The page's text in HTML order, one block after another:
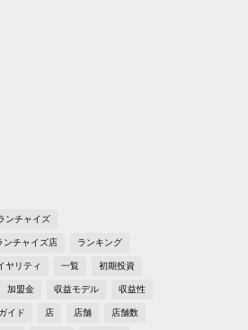
ンチャイズ
ンチャイズ店 ランキング
ヤリティ 一覧 初期投資
加盟金 収益モデル 収益性
イド 店 店舗 店舗数